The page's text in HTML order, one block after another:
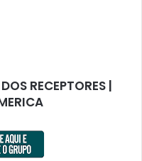
RECEPTORES |